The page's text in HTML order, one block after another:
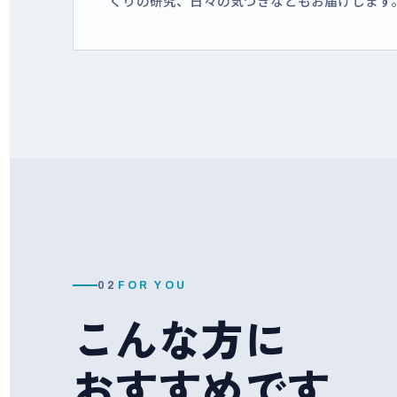
02 FOR YOU
こんな方に